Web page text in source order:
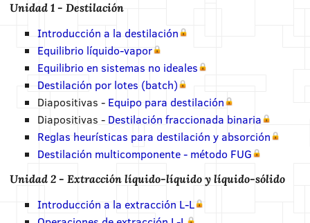
Unidad 1 - Destilación
Introducción a la destilación
Equilibrio líquido-vapor
Equilibrio en sistemas no ideales
Destilación por lotes (batch)
Diapositivas - Equipo para destilación
Diapositivas - Destilación fraccionada binaria
Reglas heurísticas para destilación y absorción
Destilación multicomponente - método FUG
Unidad 2 - Extracción líquido-líquido y líquido-sólido
Introducción a la extracción L-L